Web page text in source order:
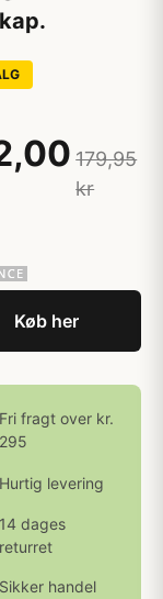
179,95
kr
Køb her
Fri fragt over kr.
295
Hurtig levering
14 dages
returret
Sikker handel